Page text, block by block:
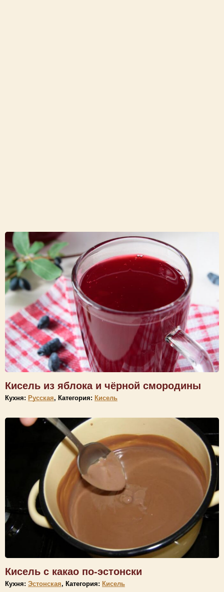
Кисель из яблока и чёрной смородины
Кухня: Русская, Категория: Кисель
Кисель с какао по-эстонски
Кухня: Эстонская, Категория: Кисель